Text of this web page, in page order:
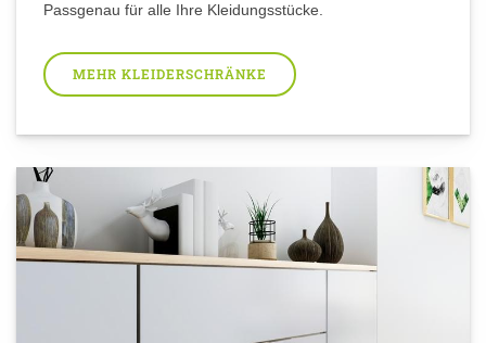
Passgenau für alle Ihre Kleidungsstücke.
MEHR KLEIDERSCHRÄNKE